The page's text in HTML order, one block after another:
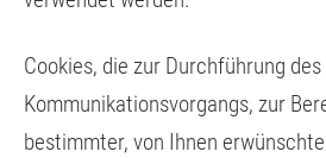
Cookies, die zur Durchführung
Kommunikationsvorgangs, zur
bestimmter, von Ihnen